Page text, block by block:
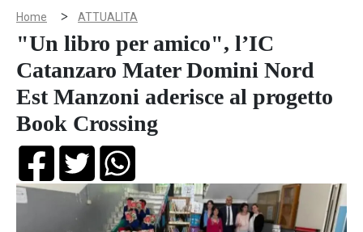
Home > ATTUALITA
"Un libro per amico", l’IC
Catanzaro Mater Domini Nord
Est Manzoni aderisce al progetto
Book Crossing